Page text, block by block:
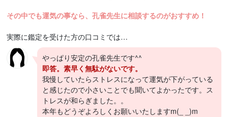
その中でも運気の事なら、孔雀先生に相談するのがおすすめ！
実際に鑑定を受けた方の口コミでは…
やっぱり安定の孔雀先生です^^
即答。素早く無駄がないです。
我慢していたらストレスになって運気が下がっている
と感じたので小さいことでも聞いてよかったです。ス
トレスが和らぎました。。
本年もどうぞよろしくお願いいたしますm(_ _)m